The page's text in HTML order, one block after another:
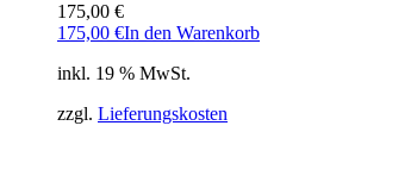
175,00 €
175,00 €In den Warenkorb
inkl. 19 % MwSt.
zzgl. Lieferungskosten